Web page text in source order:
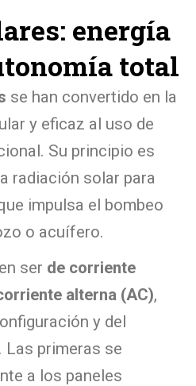
energía
total
se han convertido en la
y eficaz al uso de
Su principio es
radiación solar para
impulsa el bombeo
o acuífero.
ser de corriente
alterna (AC),
y del
Las primeras se
a los paneles